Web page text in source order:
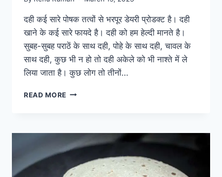
दही कई सारे पोषक तत्वों से भरपूर डेयरी प्रोडक्ट है। दही
खाने के कई सारे फायदे है। दही को हम हेल्दी मानते है।
सुबह-सुबह पराठें के साथ दही, पोहे के साथ दही, चावल के
साथ दही, कुछ भी न हो तो दही अकेले को भी नाश्ते में ले
लिया जाता है। कुछ लोग तो तीनों…
READ MORE हेल्दी
दही
के
नुकसान